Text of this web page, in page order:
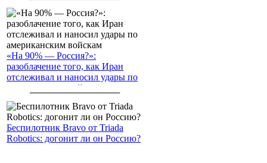
«На 90% — Россия?»:
разоблачение того, как Иран
отслеживал и наносил удары по
американским войскам
Беспилотник Bravo от Triada
Robotics: догонит ли он Россию?